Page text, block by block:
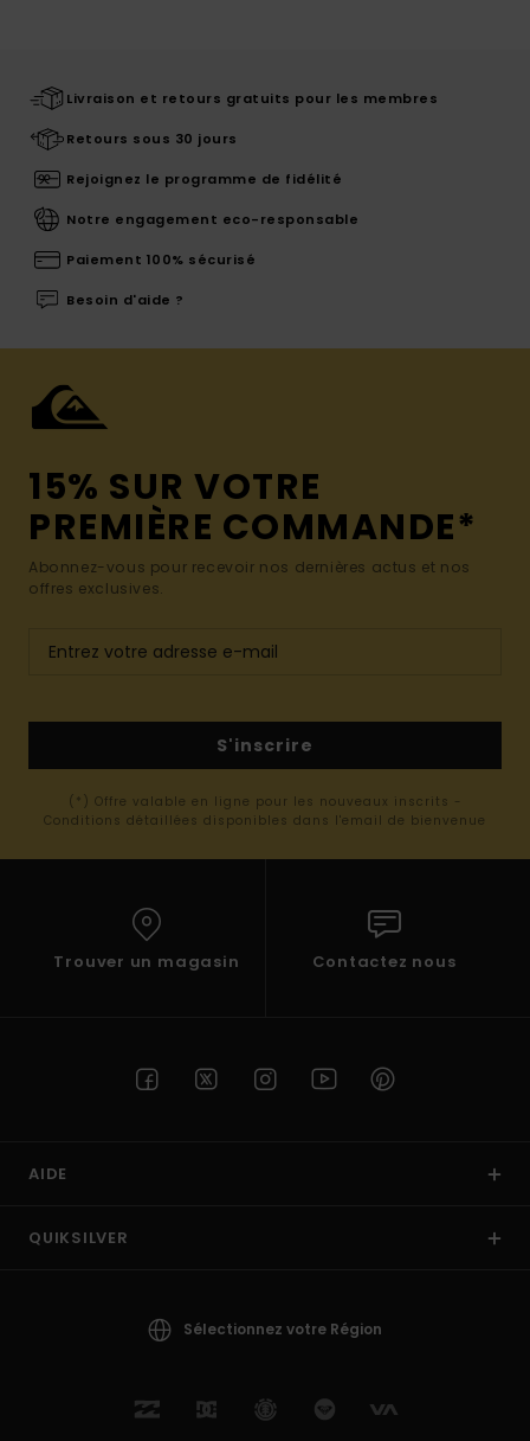
Livraison et retours gratuits pour les membres
Retours sous 30 jours
Rejoignez le programme de fidélité
Notre engagement eco-responsable
Paiement 100% sécurisé
Besoin d'aide ?
15% SUR VOTRE
PREMIÈRE COMMANDE*
Abonnez-vous pour recevoir nos dernières actus et nos
offres exclusives.
S'inscrire
(*) Offre valable en ligne pour les nouveaux inscrits -
Conditions détaillées disponibles dans l'email de bienvenue
Trouver un magasin Contactez nous
AIDE
QUIKSILVER
Sélectionnez votre Région